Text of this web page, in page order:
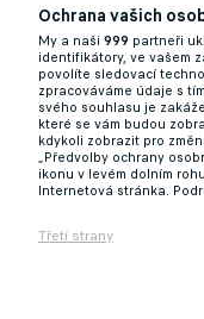
Ochrana vašich
My a naši 999 partneři
identifikátory, ve vašem
povolíte sledovací
zpracováváme údaje s
svého souhlasu je
které se vám budou
kdykoli zobrazit pro
„Předvolby ochrany
ikonu v levém dolním
Internetová stránka.
Třetí strany